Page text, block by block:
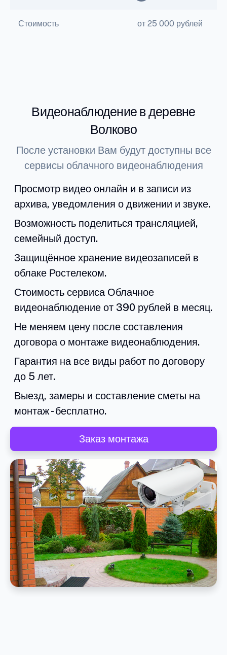
Стоимость от 25 000 рублей
Видеонаблюдение в деревне
Волково
После установки Вам будут доступны все
сервисы облачного видеонаблюдения
Просмотр видео онлайн и в записи из
архива, уведомления о движении и звуке.
Возможность поделиться трансляцией,
семейный доступ.
Защищённое хранение видеозаписей в
облаке Ростелеком.
Стоимость сервиса Облачное
видеонаблюдение от 390 рублей в месяц.
Не меняем цену после составления
договора о монтаже видеонаблюдения.
Гарантия на все виды работ по договору
до 5 лет.
Выезд, замеры и составление сметы на
монтаж - бесплатно.
Заказ монтажа